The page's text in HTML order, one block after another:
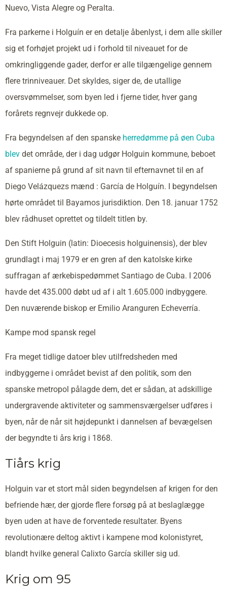
Nuevo, Vista Alegre og Peralta.
Fra parkerne i Holguín er en detalje åbenlyst, i dem alle skiller
sig et forhøjet projekt ud i forhold til niveauet for de
omkringliggende gader, derfor er alle tilgængelige gennem
flere trinniveauer. Det skyldes, siger de, de utallige
oversvømmelser, som byen led i fjerne tider, hver gang
forårets regnvejr dukkede op.
Fra begyndelsen af den spanske herredømme på øen Cuba
blev det område, der i dag udgør Holguin kommune, beboet
af spanierne på grund af sit navn til efternavnet til en af
Diego Velázquezs mænd : García de Holguín. I begyndelsen
hørte området til Bayamos jurisdiktion. Den 18. januar 1752
blev rådhuset oprettet og tildelt titlen by.
Den Stift Holguin (latin: Dioecesis holguinensis), der blev
grundlagt i maj 1979 er en gren af den katolske kirke
suffragan af ærkebispedømmet Santiago de Cuba. I 2006
havde det 435.000 døbt ud af i alt 1.605.000 indbyggere.
Den nuværende biskop er Emilio Aranguren Echeverría.
Kampe mod spansk regel
Fra meget tidlige datoer blev utilfredsheden med
indbyggerne i området bevist af den politik, som den
spanske metropol pålagde dem, det er sådan, at adskillige
undergravende aktiviteter og sammensværgelser udføres i
byen, når de når sit højdepunkt i dannelsen af bevægelsen
der begyndte ti års krig i 1868.
Tiårs krig
Holguin var et stort mål siden begyndelsen af krigen for den
befriende hær, der gjorde flere forsøg på at beslaglægge
byen uden at have de forventede resultater. Byens
revolutionære deltog aktivt i kampene mod kolonistyret,
blandt hvilke general Calixto García skiller sig ud.
Krig om 95